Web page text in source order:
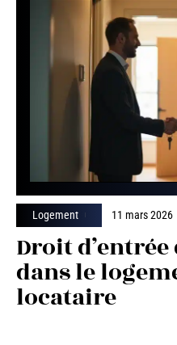
Logement 11 mars 2026
Droit
dans le
locataire